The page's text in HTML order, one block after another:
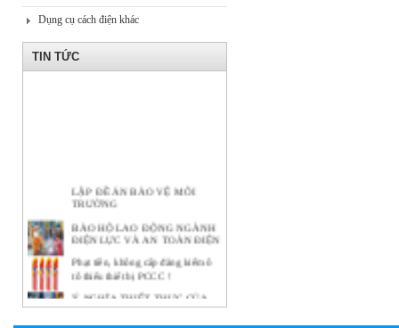
Dụng cụ cách điện khác
TIN TỨC
LẬP ĐỀ ÁN BẢO VỆ MÔI
TRƯỜNG
BẢO HỘ LAO ĐỘNG NGÀNH
ĐIỆN LỰC VÀ AN TOÀN ĐIỆN
Phạt tiền, không cấp đăng kiểm ô
tô thiếu thiết bị PCCC !
Ý NGHĨA THIẾT THỰC CỦA
CÔNG TÁC BẢO HỘ LAO